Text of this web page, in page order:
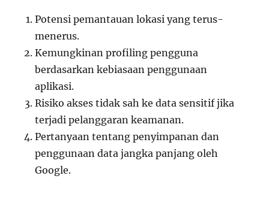
Potensi pemantauan lokasi yang terus-
menerus.
Kemungkinan profiling pengguna
berdasarkan kebiasaan penggunaan
aplikasi.
Risiko akses tidak sah ke data sensitif jika
terjadi pelanggaran keamanan.
Pertanyaan tentang penyimpanan dan
penggunaan data jangka panjang oleh
Google.